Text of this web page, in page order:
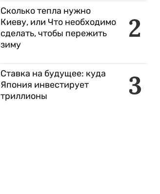
2
Сколько тепла нужно
Киеву, или Что необходимо
сделать, чтобы пережить
зиму
3
Ставка на будущее: куда
Япония инвестирует
триллионы